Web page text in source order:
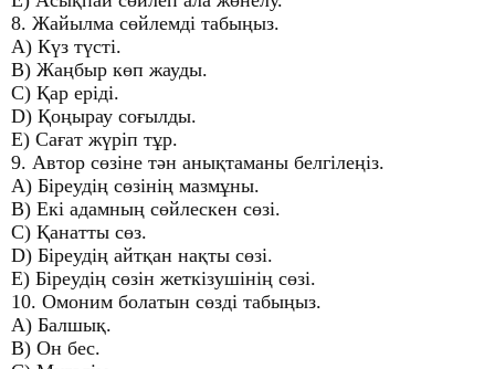
8. Жайылма сөйлемді табыңыз.
A) Күз түсті.
B) Жаңбыр көп жауды.
C) Қар еріді.
D) Қоңырау соғылды.
E) Сағат жүріп тұр.
9. Автор сөзіне тән анықтаманы белгілеңіз.
A) Біреудің сөзінің мазмұны.
B) Екі адамның сөйлескен сөзі.
C) Қанатты сөз.
D) Біреудің айтқан нақты сөзі.
E) Біреудің сөзін жеткізушінің сөзі.
10. Омоним болатын сөзді табыңыз.
A) Балшық.
B) Он бес.